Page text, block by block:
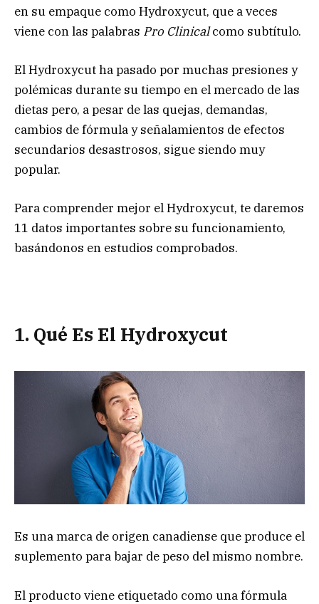
en su empaque como Hydroxycut, que a veces
viene con las palabras Pro Clinicalcomo subtítulo.
El Hydroxycut ha pasado por muchas presiones y
polémicas durante su tiempo en el mercado de las
dietas pero, a pesar de las quejas, demandas,
cambios de fórmula y señalamientos de efectos
secundarios desastrosos, sigue siendo muy
popular.
Para comprender mejor el Hydroxycut, te daremos
11 datos importantes sobre su funcionamiento,
basándonos en estudios comprobados.
1. Qué Es El Hydroxycut
Es una marca de origen canadiense que produce el
suplemento para bajar de peso del mismo nombre.
El producto viene etiquetado como una fórmula